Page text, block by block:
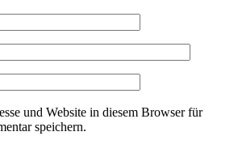
und Website in diesem Browser für
speichern.